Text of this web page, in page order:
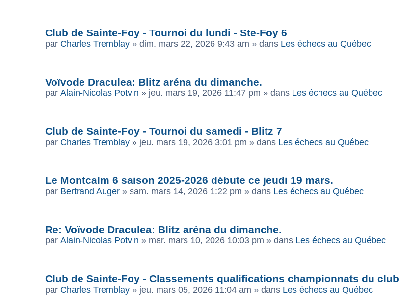
Club de Sainte-Foy - Tournoi du lundi - Ste-Foy 6
par Charles Tremblay » dim. mars 22, 2026 9:43 am » dans Les échecs au Québec
Voïvode Draculea: Blitz aréna du dimanche.
par Alain-Nicolas Potvin » jeu. mars 19, 2026 11:47 pm » dans Les échecs au Québec
Club de Sainte-Foy - Tournoi du samedi - Blitz 7
par Charles Tremblay » jeu. mars 19, 2026 3:01 pm » dans Les échecs au Québec
Le Montcalm 6 saison 2025-2026 débute ce jeudi 19 mars.
par Bertrand Auger » sam. mars 14, 2026 1:22 pm » dans Les échecs au Québec
Re: Voïvode Draculea: Blitz aréna du dimanche.
par Alain-Nicolas Potvin » mar. mars 10, 2026 10:03 pm » dans Les échecs au Québec
Club de Sainte-Foy - Classements qualifications championnats du club
par Charles Tremblay » jeu. mars 05, 2026 11:04 am » dans Les échecs au Québec